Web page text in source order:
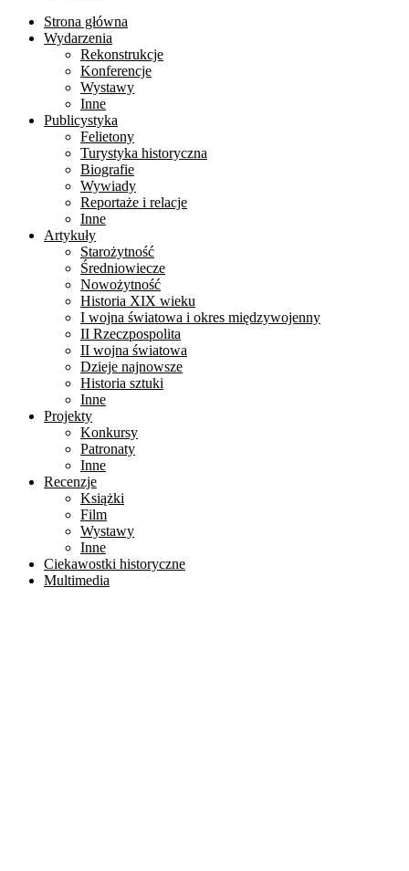
Strona główna
Wydarzenia
Rekonstrukcje
Konferencje
Wystawy
Inne
Publicystyka
Felietony
Turystyka historyczna
Biografie
Wywiady
Reportaże i relacje
Inne
Artykuły
Starożytność
Średniowiecze
Nowożytność
Historia XIX wieku
I wojna światowa i okres międzywojenny
II Rzeczpospolita
II wojna światowa
Dzieje najnowsze
Historia sztuki
Inne
Projekty
Konkursy
Patronaty
Inne
Recenzje
Książki
Film
Wystawy
Inne
Ciekawostki historyczne
Multimedia